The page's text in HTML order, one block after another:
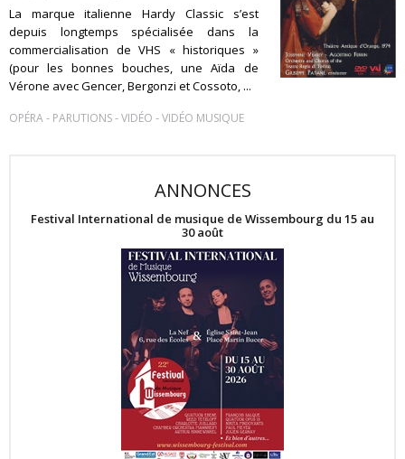
La marque italienne Hardy Classic s’est
depuis longtemps spécialisée dans la
commercialisation de VHS « historiques »
(pour les bonnes bouches, une Aïda de
Vérone avec Gencer, Bergonzi et Cossoto, ...
OPÉRA- PARUTIONS-VIDÉO -VIDÉO MUSIQUE
ANNONCES
Festival International de musique de Wissembourg du 15 au
30 août